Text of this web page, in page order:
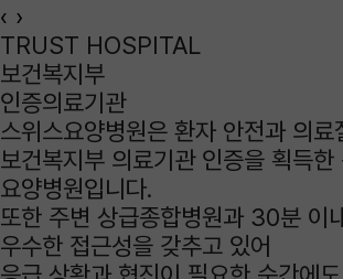
‹ ›
TRUST HOSPITAL
보건복지부
인증의료기관
스위스요양병원은 환자 안전과 의
보건복지부 의료기관 인증을 획득
요양병원입니다.
또한 주변 상급종합병원과 30분 이
우수한 접근성을 갖추고 있어